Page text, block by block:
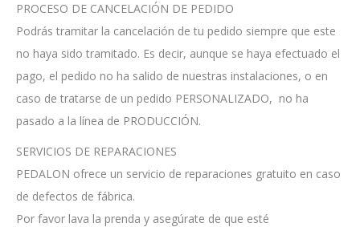
PROCESO DE CANCELACIÓN DE PEDIDO
Podrás tramitar la cancelación de tu pedido siempre que este
no haya sido tramitado. Es decir, aunque se haya efectuado el
pago, el pedido no ha salido de nuestras instalaciones, o en
caso de tratarse de un pedido PERSONALIZADO, no ha
pasado a la línea de PRODUCCIÓN.
SERVICIOS DE REPARACIONES
PEDALON ofrece un servicio de reparaciones gratuito en caso
de defectos de fábrica.
Por favor lava la prenda y asegúrate de que esté